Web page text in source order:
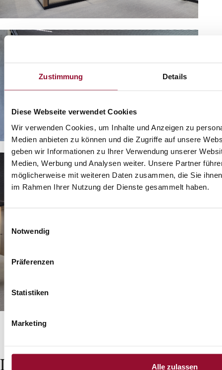
Zustimmung Details
Diese Webseite verwendet Cookies
Wir verwenden Cookies, um Inhalte und Anzeigen zu
Medien anbieten zu können und die Zugriffe auf unsere
geben wir Informationen zu Ihrer Verwendung unserer
Medien, Werbung und Analysen weiter. Unsere Partner
möglicherweise mit weiteren Daten zusammen, die Sie
im Rahmen Ihrer Nutzung der Dienste gesammelt haben.
Notwendig
Präferenzen
Statistiken
Marketing
Alle zulassen
Lassen Sie sich inspirieren: